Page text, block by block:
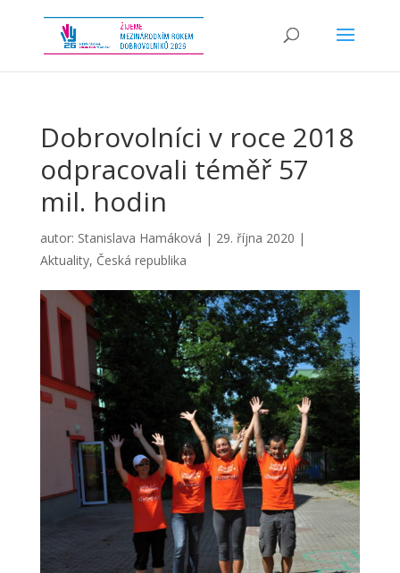
Dobrovolníci v roce 2018
odpracovali téměř 57
mil. hodin
autor: Stanislava Hamáková | 29. října 2020 |
Aktuality, Česká republika